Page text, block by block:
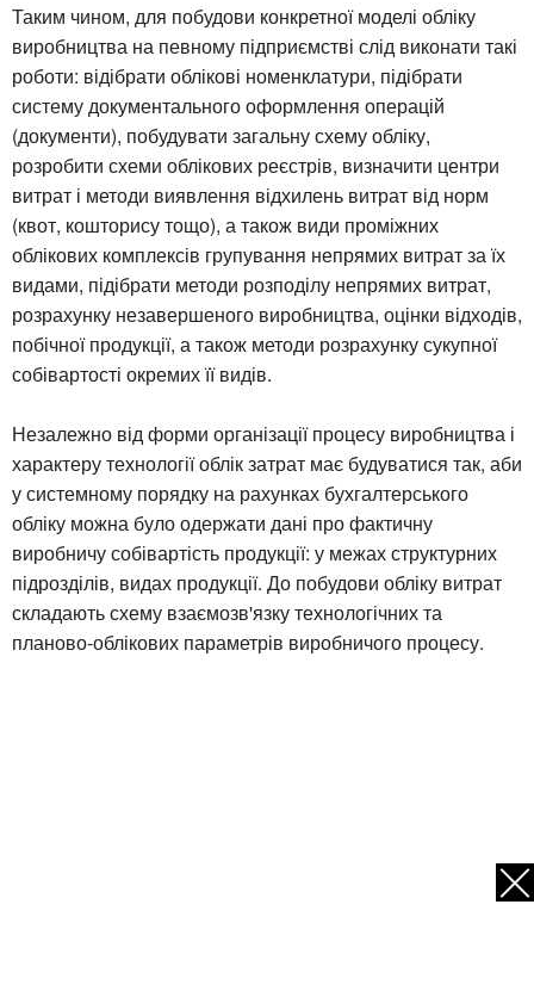
Таким чином, для побудови конкретної моделі обліку
виробництва на певному підприємстві слід виконати такі
роботи: відібрати облікові номенклатури, підібрати
систему документального оформлення операцій
(документи), побудувати загальну схему обліку,
розробити схеми облікових реєстрів, визначити центри
витрат і методи виявлення відхилень витрат від норм
(квот, кошторису тощо), а також види проміжних
облікових комплексів групування непрямих витрат за їх
видами, підібрати методи розподілу непрямих витрат,
розрахунку незавершеного виробництва, оцінки відходів,
побічної продукції, а також методи розрахунку сукупної
собівартості окремих її видів.
Незалежно від форми організації процесу виробництва і
характеру технології облік затрат має будуватися так, аби
у системному порядку на рахунках бухгалтерського
обліку можна було одержати дані про фактичну
виробничу собівартість продукції: у межах структурних
підрозділів, видах продукції. До побудови обліку витрат
складають схему взаємозв'язку технологічних та
планово-облікових параметрів виробничого процесу.